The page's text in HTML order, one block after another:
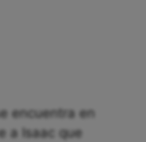
encuentra en
a Isaac que